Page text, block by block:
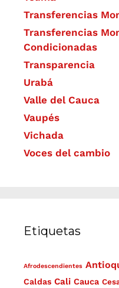
Transferencias
Transferencias
Condicionadas
Transparencia
Urabá
Valle del Cauca
Vaupés
Vichada
Voces del cambio
Etiquetas
Afrodescendientes
Caldas Cali Cauca